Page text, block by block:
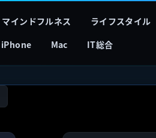
マインドフルネス ライフスタイル
iPhone Mac IT総合